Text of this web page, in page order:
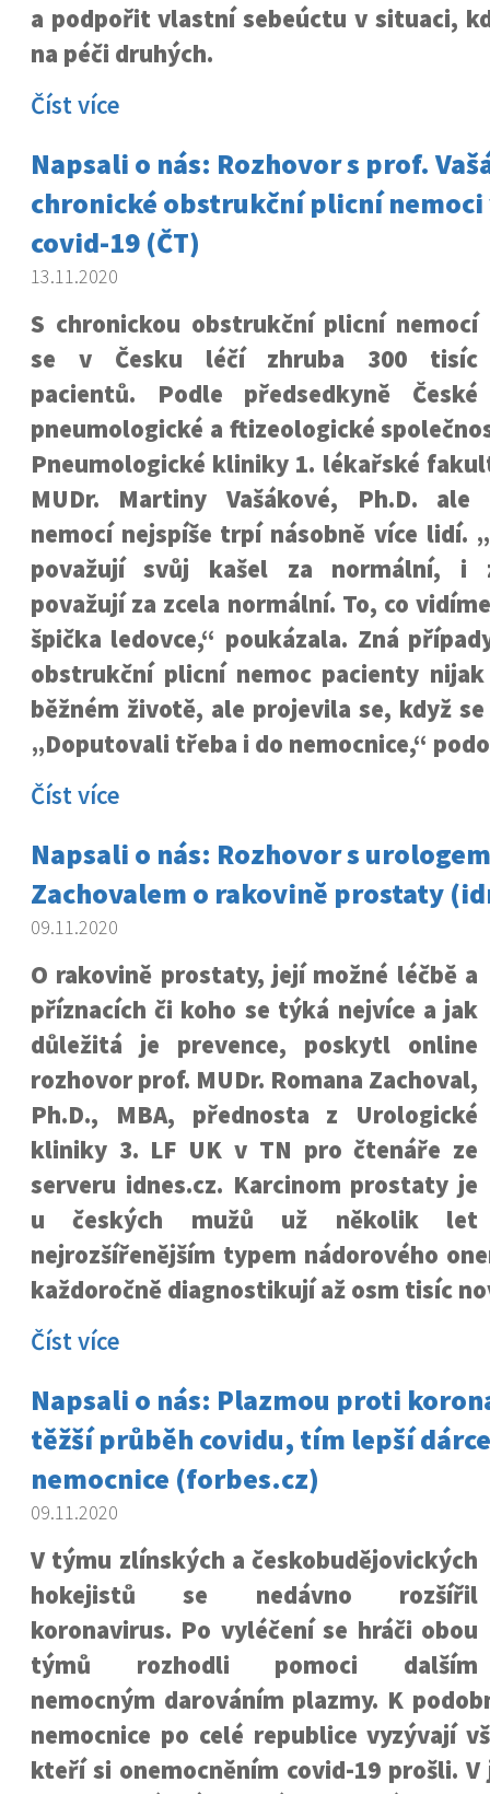
a podpořit vlastní sebeúctu v situaci,
na péči druhých.
Číst více
Napsali o nás: Rozhovor s prof.
chronické obstrukční plicní nemoci
covid-19 (ČT)
13.11.2020
S chronickou obstrukční plicní nemocí
se v Česku léčí zhruba 300 tisíc
pacientů. Podle předsedkyně České
pneumologické a ftizeologické
Pneumologické kliniky 1. lékařské
MUDr. Martiny Vašákové, Ph.D.
nemocí nejspíše trpí násobně více lidí.
považují svůj kašel za normální, i
považují za zcela normální. To, co
špička ledovce,“ poukázala. Zná
obstrukční plicní nemoc pacienty
běžném životě, ale projevila se, když
„Doputovali třeba i do nemocnice,“
Číst více
Napsali o nás: Rozhovor s
Zachovalem o rakovině prostaty
09.11.2020
O rakovině prostaty, její možné léčbě a
příznacích či koho se týká nejvíce a jak
důležitá je prevence, poskytl online
rozhovor prof. MUDr. Romana Zachoval,
Ph.D., MBA, přednosta z Urologické
kliniky 3. LF UK v TN pro čtenáře ze
serveru idnes.cz. Karcinom prostaty je
u českých mužů už několik let
nejrozšířenějším typem nádorového
každoročně diagnostikují až osm tisíc
Číst více
Napsali o nás: Plazmou proti
těžší průběh covidu, tím lepší
nemocnice (forbes.cz)
09.11.2020
V týmu zlínských a českobudějovických
hokejistů se nedávno rozšířil
koronavirus. Po vyléčení se hráči obou
týmů rozhodli pomoci dalším
nemocným darováním plazmy. K
nemocnice po celé republice vyzývají
kteří si onemocněním covid-19 prošli. V